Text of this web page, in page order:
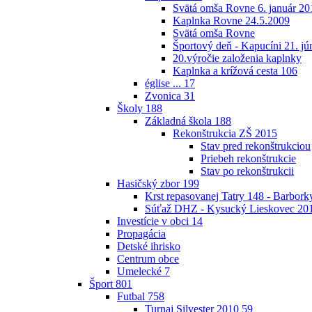
Svätá omša Rovne 6. január
Kaplnka Rovne 24.5.2009
Svätá omša Rovne
Športový deň - Kapucíni 21.
20.výročie založenia kaplnky
Kaplnka a krížová cesta 106
église ... 17
Zvonica 31
Školy 188
Základná škola 188
Rekonštrukcia ZŠ 2015
Stav pred rekonštrukciou
Priebeh rekonštrukcie
Stav po rekonštrukcii
Hasičský zbor 199
Krst repasovanej Tatry 148 -
Súťaž DHZ - Kysucký Lieskovec
Investície v obci 14
Propagácia
Detské ihrisko
Centrum obce
Umelecké 7
Šport 801
Futbal 758
Turnaj Silvester 2010 59